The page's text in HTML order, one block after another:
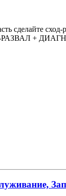
сделайте
РАЗВАЛ +